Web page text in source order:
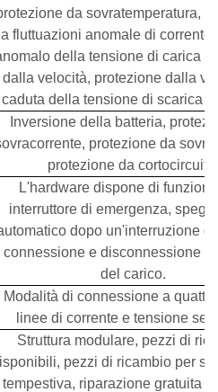
da sovratemperatura,
fluttuazioni anomale di
della tensione di carica
dalla velocità, protezione dalla
caduta della tensione di scarica
Inversione della batteria,
protezione da
protezione da cortocircuito.
L'hardware dispone di funzioni
interruttore di emergenza,
dopo un'interruzione di
connessione e disconnessione
del carico.
Modalità di connessione a
linee di corrente e tensione
Struttura modulare, pezzi di
pezzi di ricambio per
tempestiva, riparazione gratuita